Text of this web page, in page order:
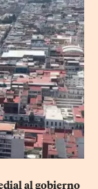
al gobierno